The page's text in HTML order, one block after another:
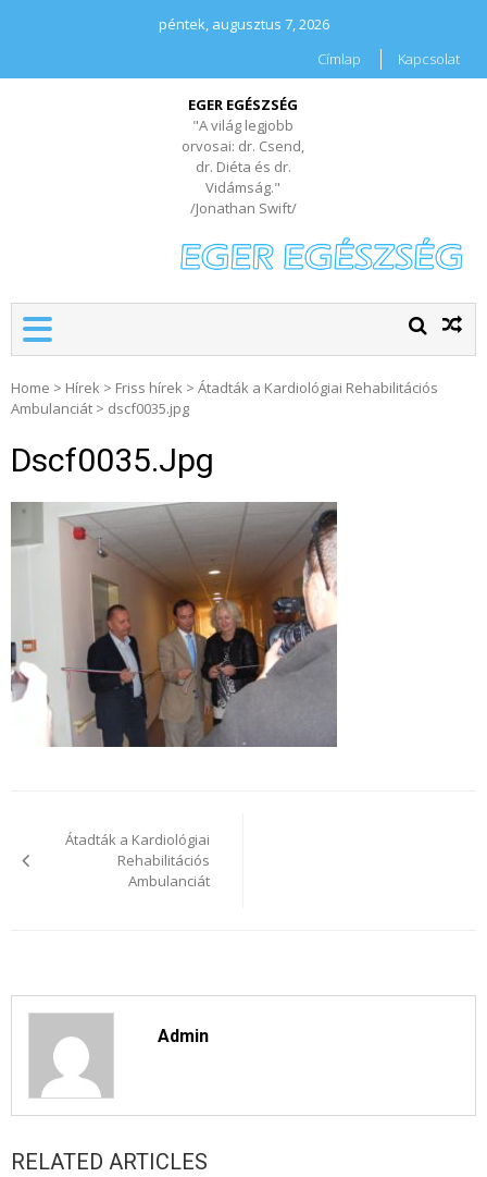
péntek, augusztus 7, 2026
Címlap
Kapcsolat
EGER EGÉSZSÉG
"A világ legjobb
orvosai: dr. Csend,
dr. Diéta és dr.
Vidámság."
/Jonathan Swift/
Home > Hírek > Friss hírek > Átadták a Kardiológiai Rehabilitációs
Ambulanciát > dscf0035.jpg
Dscf0035.jpg
navigáció
Átadták a Kardiológiai
Rehabilitációs
Ambulanciát
Admin
RELATED ARTICLES